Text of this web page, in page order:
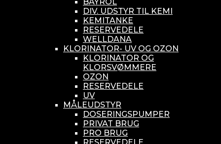
DIV. UDSTYR TIL KEMI
KEMITANKE
RESERVEDELE
WELLDANA
KLORINATOR- UV OG OZON
KLORINATOR OG
KLORSVØMMERE
OZON
RESERVEDELE
UV
MÅLEUDSTYR
DOSERINGSPUMPER
PRIVAT BRUG
PRO BRUG
RESERVEDELE